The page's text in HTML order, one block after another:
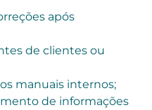
após
de clientes ou
manuais internos;
de informações